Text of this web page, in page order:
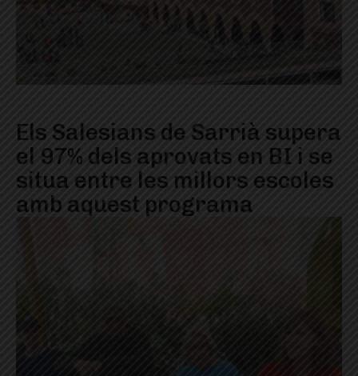
Els Salesians de Sarrià supera
el 97% dels aprovats en BI i se
situa entre les millors escoles
amb aquest programa